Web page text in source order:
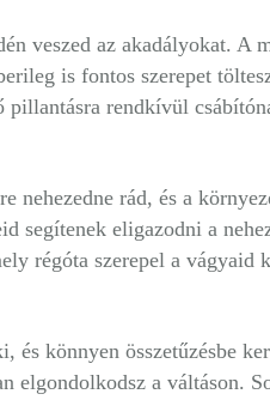
veszed az akadályokat. A
is fontos szerepet
pillantásra rendkívül
nehezedne rád, és a
segítenek eligazodni a
régóta szerepel a vágyaid
könnyen összetűzésbe
a váltáson.